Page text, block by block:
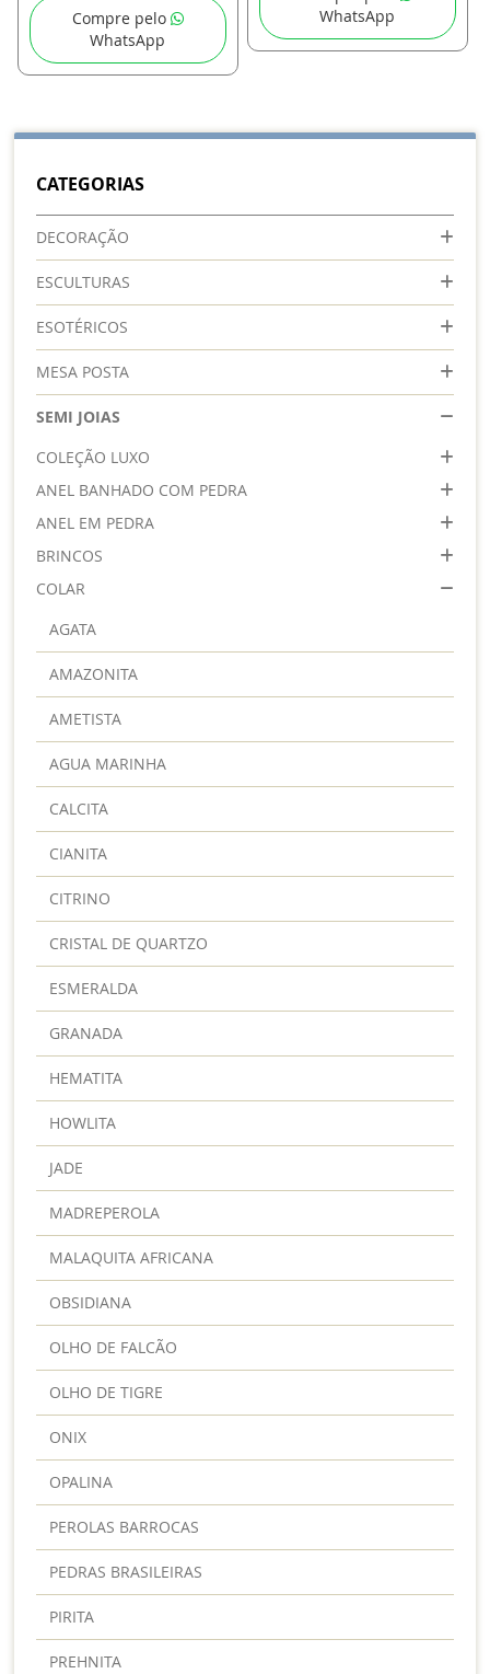
Compre pelo
WhatsApp
WhatsApp
CATEGORIAS
DECORAÇÃO
ESCULTURAS
ESOTÉRICOS
MESA POSTA
SEMI JOIAS
COLEÇÃO LUXO
ANEL BANHADO COM PEDRA
ANEL EM PEDRA
BRINCOS
COLAR
AGATA
AMAZONITA
AMETISTA
AGUA MARINHA
CALCITA
CIANITA
CITRINO
CRISTAL DE QUARTZO
ESMERALDA
GRANADA
HEMATITA
HOWLITA
JADE
MADREPEROLA
MALAQUITA AFRICANA
OBSIDIANA
OLHO DE FALCÃO
OLHO DE TIGRE
ONIX
OPALINA
PEROLAS BARROCAS
PEDRAS BRASILEIRAS
PIRITA
PREHNITA